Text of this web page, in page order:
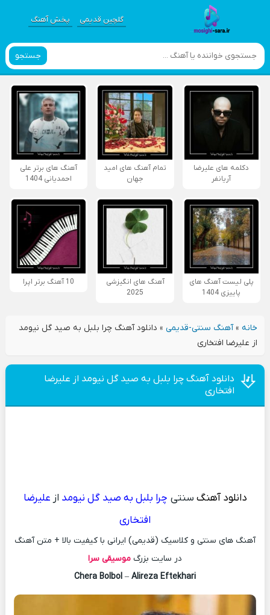
گلچین قدیمی پخش آهنگ
جستجو
دکلمه های علیرضا
آریانفر
تمام آهنگ های امید
جهان
آهنگ های برتر علی
احمدیانی 1404
پلی لیست آهنگ های
پاییزی 1404
آهنگ های انگیزشی
2025
10 آهنگ برتر اپرا
خانه»آهنگ سنتی-قدیمی» دانلود آهنگ چرا بلبل به صید گل نیومد
از علیرضا افتخاری
دانلود آهنگ چرا بلبل به صید گل نیومد از علیرضا
افتخاری
دانلود آهنگ سنتی چرا بلبل به صید گل نیومد از علیرضا
افتخاری
آهنگ های سنتی و کلاسیک (قدیمی) ایرانی با کیفیت بالا + متن آهنگ
در سایت بزرگ موسیقی سرا
Chera Bolbol – Alireza Eftekhari